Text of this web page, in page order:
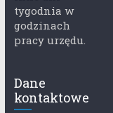
tygodnia w
godzinach
pracy urzędu.
Dane
kontaktowe